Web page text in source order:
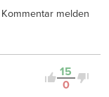
Kommentar melden
15
0